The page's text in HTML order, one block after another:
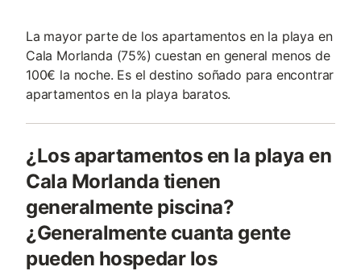
La mayor parte de los apartamentos en la playa en
Cala Morlanda (75%) cuestan en general menos de
100€ la noche. Es el destino soñado para encontrar
apartamentos en la playa baratos.
¿Los apartamentos en la playa en
Cala Morlanda tienen
generalmente piscina?
¿Generalmente cuanta gente
pueden hospedar los